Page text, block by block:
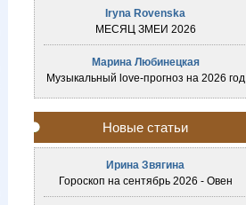
Iryna Rovenska
МЕСЯЦ ЗМЕИ 2026
Марина Любинецкая
Музыкальный love-прогноз на 2026 год
Новые статьи
Ирина Звягина
Гороскоп на сентябрь 2026 - Овен